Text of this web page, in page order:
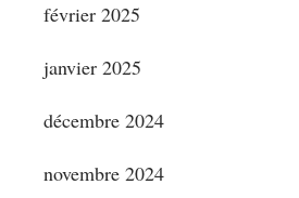
février 2025
janvier 2025
décembre 2024
novembre 2024